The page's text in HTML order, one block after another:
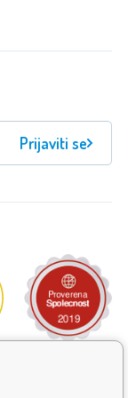
Prijaviti se